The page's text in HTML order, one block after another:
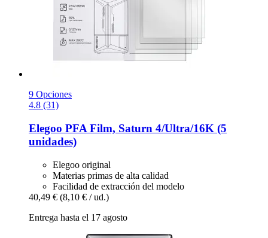
9 Opciones
4.8 (31)
Elegoo PFA Film, Saturn 4/Ultra/16K (5
unidades)
Elegoo original
Materias primas de alta calidad
Facilidad de extracción del modelo
40,49 € (8,10 € / ud.)
Entrega hasta el 17 agosto